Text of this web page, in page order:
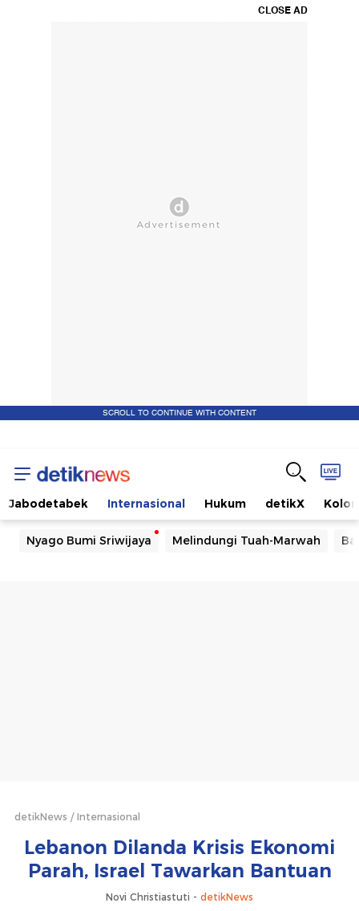
CLOSE AD
SCROLL TO CONTINUE WITH CONTENT
Jabodetabek Internasional Hukum detikX
Nyago Bumi Sriwijaya Melindungi Tuah-Marwah
detikNews Internasional
Lebanon Dilanda Krisis Ekonomi
Parah, Israel Tawarkan Bantuan
Novi Christiastuti - detikNews